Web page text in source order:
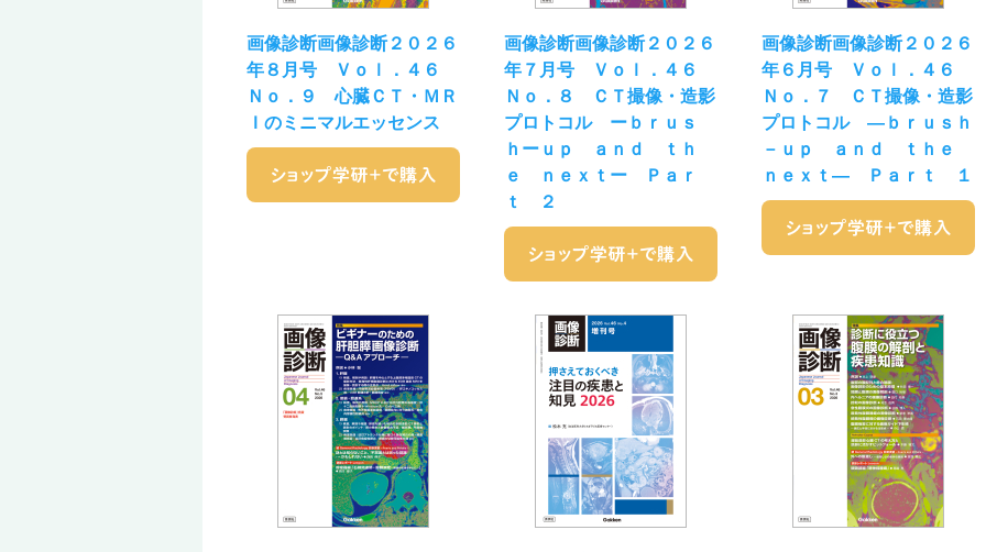
画像診断画像診断２０２６
年８月号 Ｖｏｌ．４６
Ｎｏ．９ 心臓ＣＴ・ＭＲ
Ｉのミニマルエッセンス
画像診断画像診断２０２６
年７月号 Ｖｏｌ．４６
Ｎｏ．８ ＣＴ撮像・造影
プロトコル ーｂｒｕｓ
ｈーｕｐ ａｎｄ ｔｈ
ｅ ｎｅｘｔー Ｐａｒ
ｔ ２
画像診断画像診断２０２６
年６月号 Ｖｏｌ．４６
Ｎｏ．７ ＣＴ撮像・造影
プロトコル ―ｂｒｕｓｈ
－ｕｐ ａｎｄ ｔｈｅ
ｎｅｘｔ― Ｐａｒｔ １